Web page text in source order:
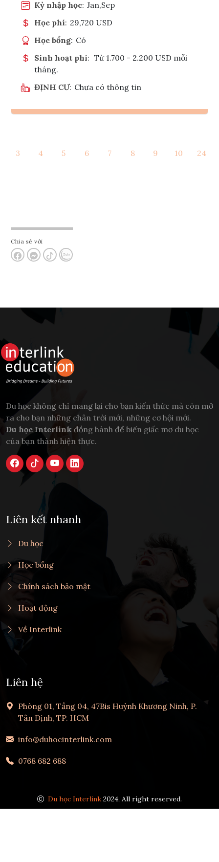
Kỳ nhập học: Jan,Sep
Học phí: 29,720 USD
Học bổng: Có
Sinh hoạt phí: Từ 1.700 - 2.200 USD mỗi
tháng.
ĐỊNH CƯ: Chưa có thông tin
Tham vấn Interlink
3 4 5 6 7 8 9 10 24
Chia sẻ với
Du học không chỉ mang lại cho bạn kiến thức mà còn mở
ra cho bạn những chân trời mới, những cơ hội mới.
Du học Interlink đồng hành để biến giấc mơ du học
của bạn thành hiện thực.
Liên kết nhanh
Du học
Học bổng
Chính sách bảo mật
Hoạt động
Về Interlink
Liên hệ
Phòng 01, Tầng 04, 47Bis Huỳnh Khương Ninh, P.
Tân Định, TP. HCM
info@duhocinterlink.com
0768 682 688
Du học Interlink 2024, All right reserved.